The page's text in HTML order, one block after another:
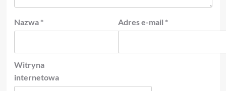
Nazwa * Adres e-mail *
Witryna
internetowa